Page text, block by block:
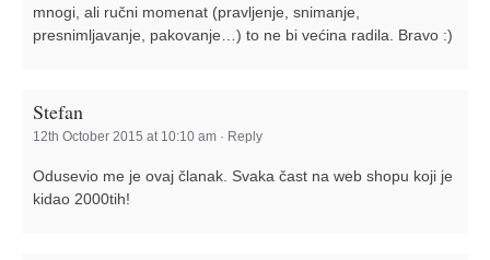
mnogi, ali ručni momenat (pravljenje, snimanje,
presnimljavanje, pakovanje…) to ne bi većina radila. Bravo :)
Stefan
12th October 2015 at 10:10 am · Reply
Odusevio me je ovaj članak. Svaka čast na web shopu koji je
kidao 2000tih!